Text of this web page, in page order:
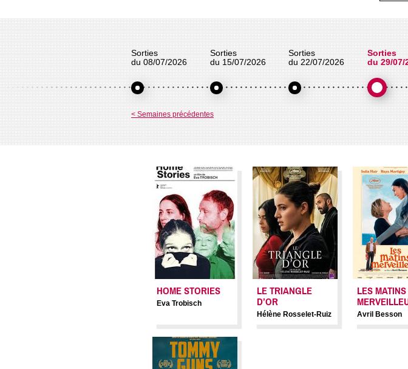
Sorties
du 08/07/2026
Sorties
du 15/07/2026
Sorties
du 22/07/2026
Sorties
du 29/07/
< Semaines précédentes
HOME STORIES
Eva Trobisch
HOME STORIES
Eva Trobisch
LE TRIANGLE
D’OR
Hélène Rosselet-Ruiz
LES MATINS
Avril Besson